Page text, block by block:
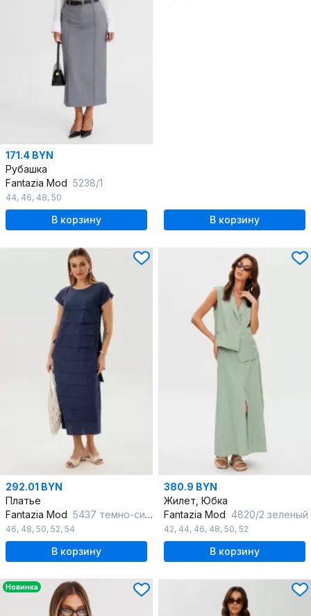
171.4 BYN
Рубашка
Fantazia Mod 5238/1
44, 46, 48, 50
В корзину В корзину
292.01 BYN
Платье
Fantazia Mod 5437 темно-синий
46, 48, 50, 52, 54
В корзину
380.9 BYN
Жилет, Юбка
Fantazia Mod 4820/2 зеленый
42, 44, 46, 48, 50, 52
В корзину
Новинка